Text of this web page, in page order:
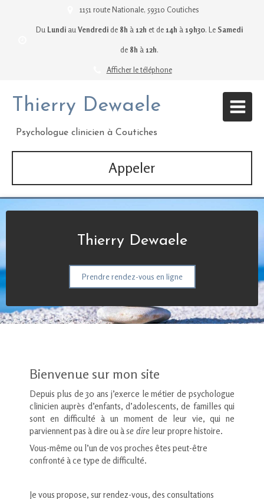
1151 route Nationale, 59310 Coutiches
Du Lundiau Vendredide 8h à 12h et de 14h à 19h30. Le Samedi
de 8h à 12h.
Afficher le téléphone
Thierry Dewaele
Psychologue clinicien à Coutiches
Appeler
Thierry Dewaele
Prendre rendez-vous en ligne
Bienvenue sur mon site
Depuis plus de 30 ans j’exerce le métier de psychologue
clinicien auprès d’enfants, d’adolescents, de familles qui
sont en difficulté à un moment de leur vie, qui ne
parviennent pas à dire ou àse dire leur propre histoire.
Vous-même ou l’un de vos proches êtes peut-être
confronté à ce type de difficulté.
Je vous propose, sur rendez-vous, des consultations